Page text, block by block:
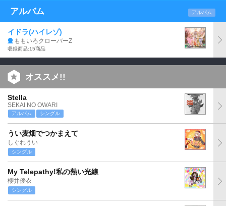
アルバム アルバム
イドラ(ハイレゾ)
ももいろクローバーZ
収録商品:15商品
オススメ!!
Stella
SEKAI NO OWARI
アルバム シングル
うい麦畑でつかまえて
しぐれうい
シングル
My Telepathy!私の熱い光線
櫻井優衣
シングル